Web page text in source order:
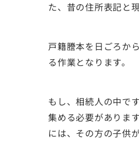
た、昔の住所表記と
戸籍謄本を日ごろか
る作業となります。
もし、相続人の中で
集める必要がありま
には、その方の子供